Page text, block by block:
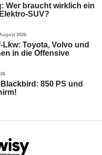
Wer braucht wirklich ein
SUV?
2026
Lkw: Toyota, Volvo und
in die Offensive
850 PS und